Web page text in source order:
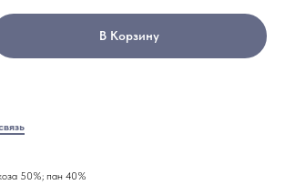
В Корзину
50%; пан 40%